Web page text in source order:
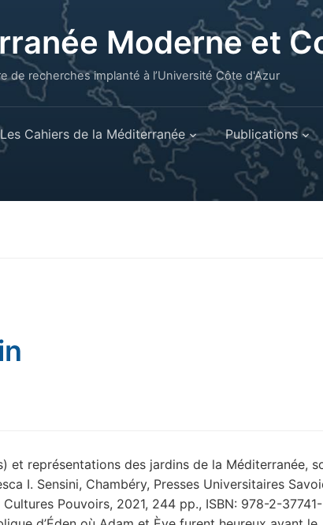
Moderne et
de recherches implanté à l’Université Côte d'Azur
Les Cahiers de la Méditerranée Publications
et représentations des jardins de la Méditerranée,
I. Sensini, Chambéry, Presses Universitaires
Pouvoirs, 2021, 244 pp., ISBN: 978-2-37741-